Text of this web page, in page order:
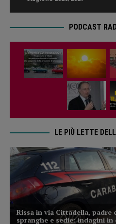
PODCAST
LE PIÙ LETTE